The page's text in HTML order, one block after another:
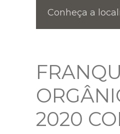
Conheça a
2020